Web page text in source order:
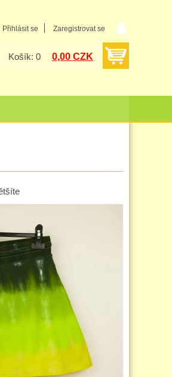
Přihlásit se Zaregistrovat se
Košík: 0 0,00 CZK